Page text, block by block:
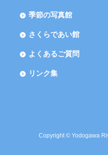
季節の写真館
さくらであい館
よくあるご質問
リンク集
Copyright © Yodogawa